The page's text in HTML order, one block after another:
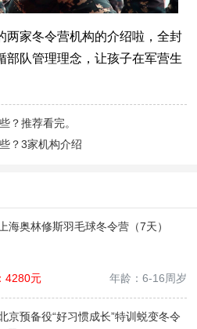
两家冬令营机构的介绍啦，全封
部队管理理念，让孩子在军营生
？推荐看完。
？3家机构介绍
海奥林修斯羽毛球冬令营（7天）
4280元 年龄： 6-16周岁
京预备役“好习惯成长”特训蜕变冬令